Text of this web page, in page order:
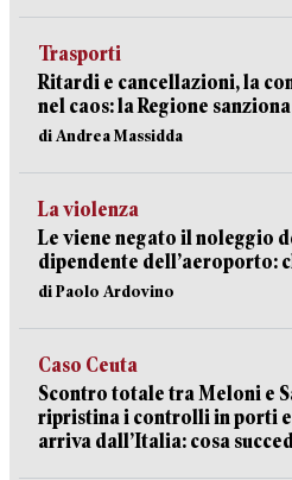
Trasporti
Ritardi e cancellazioni, la
nel caos: la Regione
di Andrea Massidda
La violenza
Le viene negato il noleggio
dipendente dell’aeroporto:
di Paolo Ardovino
Caso Ceuta
Scontro totale tra Meloni e
ripristina i controlli in porti
arriva dall’Italia: cosa